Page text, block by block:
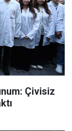
Çivisiz